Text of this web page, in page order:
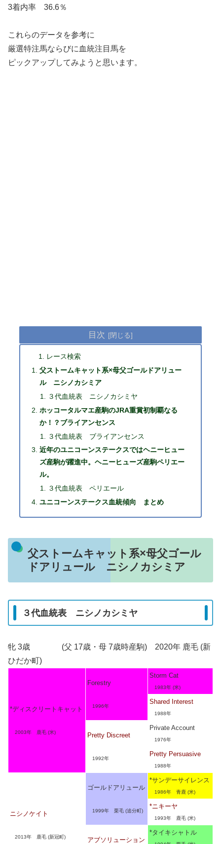
3着内率 36.6％
これらのデータを参考に
厳選特注馬ならびに血統注目馬を
ピックアップしてみようと思います。
目次
レース検索
父ストームキャット系×母父ゴールドアリュー
ル ニシノカシミア
３代血統表 ニシノカシミヤ
ホッコータルマエ産駒のJRA重賞初制覇なる
か！？ブライアンセンス
３代血統表 ブライアンセンス
近年のユニコーンステークスではヘニーヒュー
ズ産駒が躍進中。ヘニーヒューズ産駒ペリエー
ル。
３代血統表 ペリエール
ユニコーンステークス血統傾向 まとめ
父ストームキャット系×母父ゴール
ドアリュール ニシノカシミア
３代血統表 ニシノカシミヤ
牝 3歳 (父 17歳・母 7歳時産駒) 2020年 鹿毛 (新
ひだか町)
*ディスクリートキャット
2003年 鹿毛 (米)
Forestry
1996年
Storm Cat
1983年 (米)
Shared Interest
1988年
Pretty Discreet
1992年
Private Account
1976年
Pretty Persuasive
1988年
ニシノケイト
2013年 鹿毛 (新冠町)
ゴールドアリュール
1999年 栗毛 (追分町)
*サンデーサイレンス
1986年 青鹿 (米)
*ニキーヤ
1993年 鹿毛 (米)
アブソリューション
*タイキシャトル